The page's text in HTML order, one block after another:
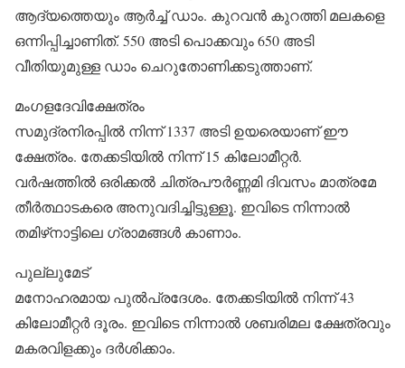
ആദ്യത്തെയും ആര്‍ച്ച് ഡാം. കുറവന്‍ കുറത്തി മലകളെ
ഒന്നിപ്പിച്ചാണിത്. 550 അടി പൊക്കവും 650 അടി
വീതിയുമുള്ള ഡാം ചെറുതോണിക്കടുത്താണ്.
മംഗളദേവിക്ഷേത്രം
സമുദ്രനിരപ്പില്‍ നിന്ന് 1337 അടി ഉയരെയാണ് ഈ
ക്ഷേത്രം. തേക്കടിയില്‍ നിന്ന് 15 കിലോമീറ്റര്‍.
വര്‍ഷത്തില്‍ ഒരിക്കല്‍ ചിത്രപൗര്‍ണ്ണമി ദിവസം മാത്രമേ
തീര്‍ത്ഥാടകരെ അനുവദിച്ചിട്ടുള്ളൂ. ഇവിടെ നിന്നാല്‍
തമിഴ്‌നാട്ടിലെ ഗ്രാമങ്ങള്‍ കാണാം.
പുല്ലുമേട്
മനോഹരമായ പുല്‍പ്രദേശം. തേക്കടിയില്‍ നിന്ന് 43
കിലോമീറ്റര്‍ ദൂരം. ഇവിടെ നിന്നാല്‍ ശബരിമല ക്ഷേത്രവും
മകരവിളക്കും ദര്‍ശിക്കാം.